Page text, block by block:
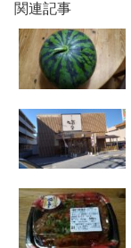
関連記事